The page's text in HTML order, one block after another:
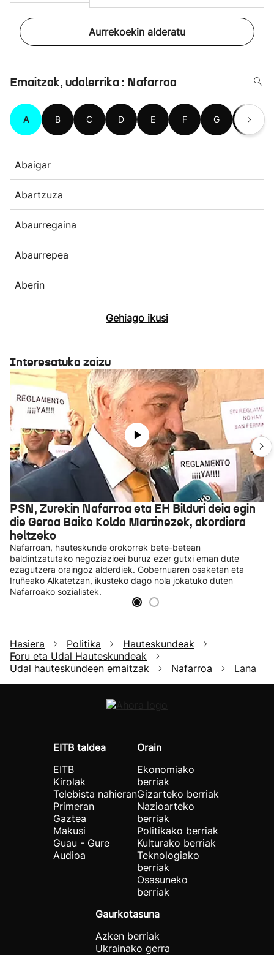
Aurrekoekin alderatu
Emaitzak, udalerrika : Nafarroa
A B C D E F G H
Abaigar
Abartzuza
Abaurregaina
Abaurrepea
Aberin
Gehiago ikusi
Interesatuko zaizu
PSN, Zurekin Nafarroa eta EH Bilduri deia egin
die Geroa Baiko Koldo Martinezek, akordiora
heltzeko
Nafarroan, hauteskunde orokorrek bete-betean
baldintzatutako negoziazioei buruz ezer gutxi eman dute
ezagutzera oraingoz alderdiek. Gobernuaren osaketan eta
Iruñeako Alkatetzan, ikusteko dago nola jokatuko duten
Nafarroako sozialistek.
Hasiera Politika
Hauteskundeak
Foru eta Udal Hauteskundeak
Udal hauteskundeen emaitzak
Nafarroa Lana
EITB taldea
EITB
Kirolak
Telebista nahieran
Primeran
Gaztea
Makusi
Guau - Gure
Audioa
Orain
Ekonomiako
berriak
Gizarteko berriak
Nazioarteko
berriak
Politikako berriak
Kulturako berriak
Teknologiako
berriak
Osasuneko
berriak
Gaurkotasuna
Azken berriak
Ukrainako gerra